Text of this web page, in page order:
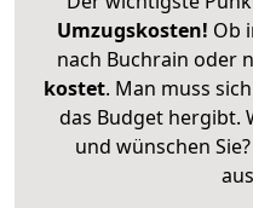
Umzugskosten! Ob
nach Buchrain oder
kostet. Man muss
das Budget hergibt.
und wünschen